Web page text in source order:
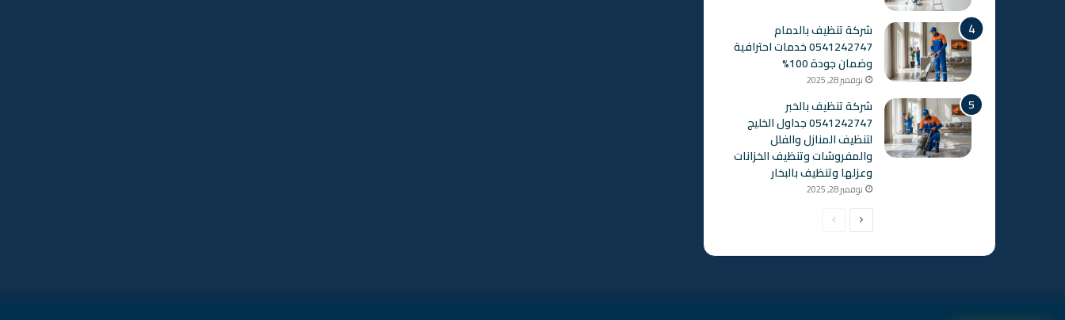
شركة تنظيف بالدمام
0541242747 خدمات احترافية
وضمان جودة 100%
نوفمبر 28, 2025
شركة تنظيف بالخبر
0541242747 جداول الخليج
لتنظيف المنازل والفلل
والمفروشات وتنظيف الخزانات
وعزلها وتنظيف بالبخار
نوفمبر 28, 2025
الصفحةالصفحة